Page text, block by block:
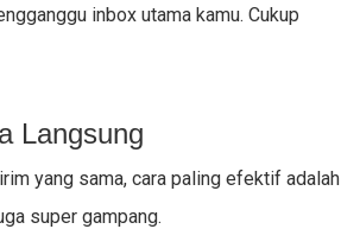
inbox utama kamu. Cukup
Langsung
yang sama, cara paling efektif adalah
super gampang.